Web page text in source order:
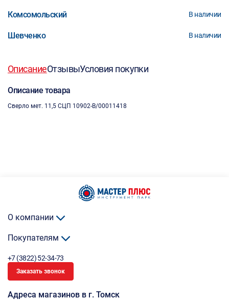
Комсомольский В наличии
Шевченко В наличии
ОписаниеОтзывыУсловия покупки
Описание товара
Сверло мет. 11,5 СЦП 10902-B/00011418
О компании
Покупателям
+7 (3822) 52-34-73
Заказать звонок
Адреса магазинов в г. Томск